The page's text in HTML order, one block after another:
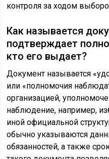
контроля за ходом
Как называется
подтверждает
кто его выдает?
Документ называется
или «полномочия
организацией,
наблюдение, например,
иной официальной
обычно указываются
обязанностей, а также